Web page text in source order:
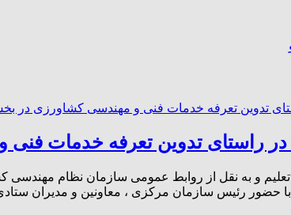
راستای تدوین تعرفه خدمات فنی
و به نقل از روابط عمومی سازمان نظام